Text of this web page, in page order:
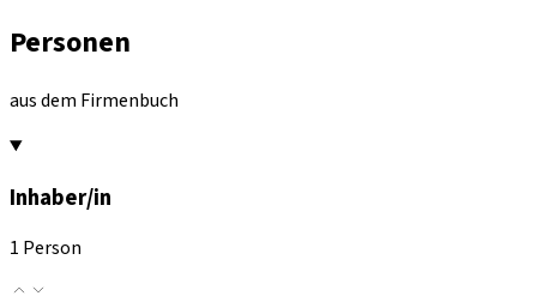
Personen
aus dem Firmenbuch
Inhaber/in
1 Person